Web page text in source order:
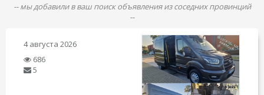
-- мы добавили в ваш поиск объявления из соседних провинций
--
4 августа 2026
686
5